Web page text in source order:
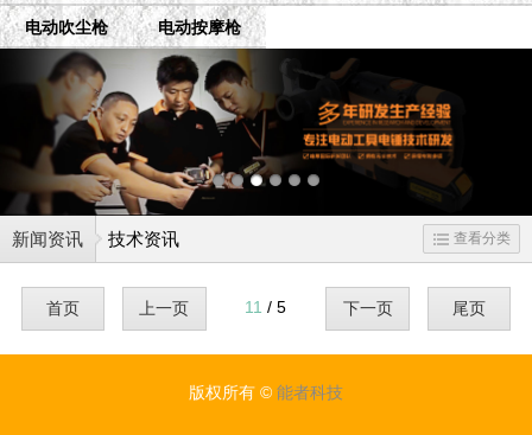
电动吹尘枪 电动按摩枪
新闻资讯 技术资讯 查看分类
首页 上一页 11 / 5 下一页 尾页
版权所有 © 能者科技